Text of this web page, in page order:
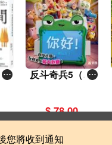
您將收到通知
反斗奇兵5（圖
$ 78.00
更全面的購物和文化體驗。